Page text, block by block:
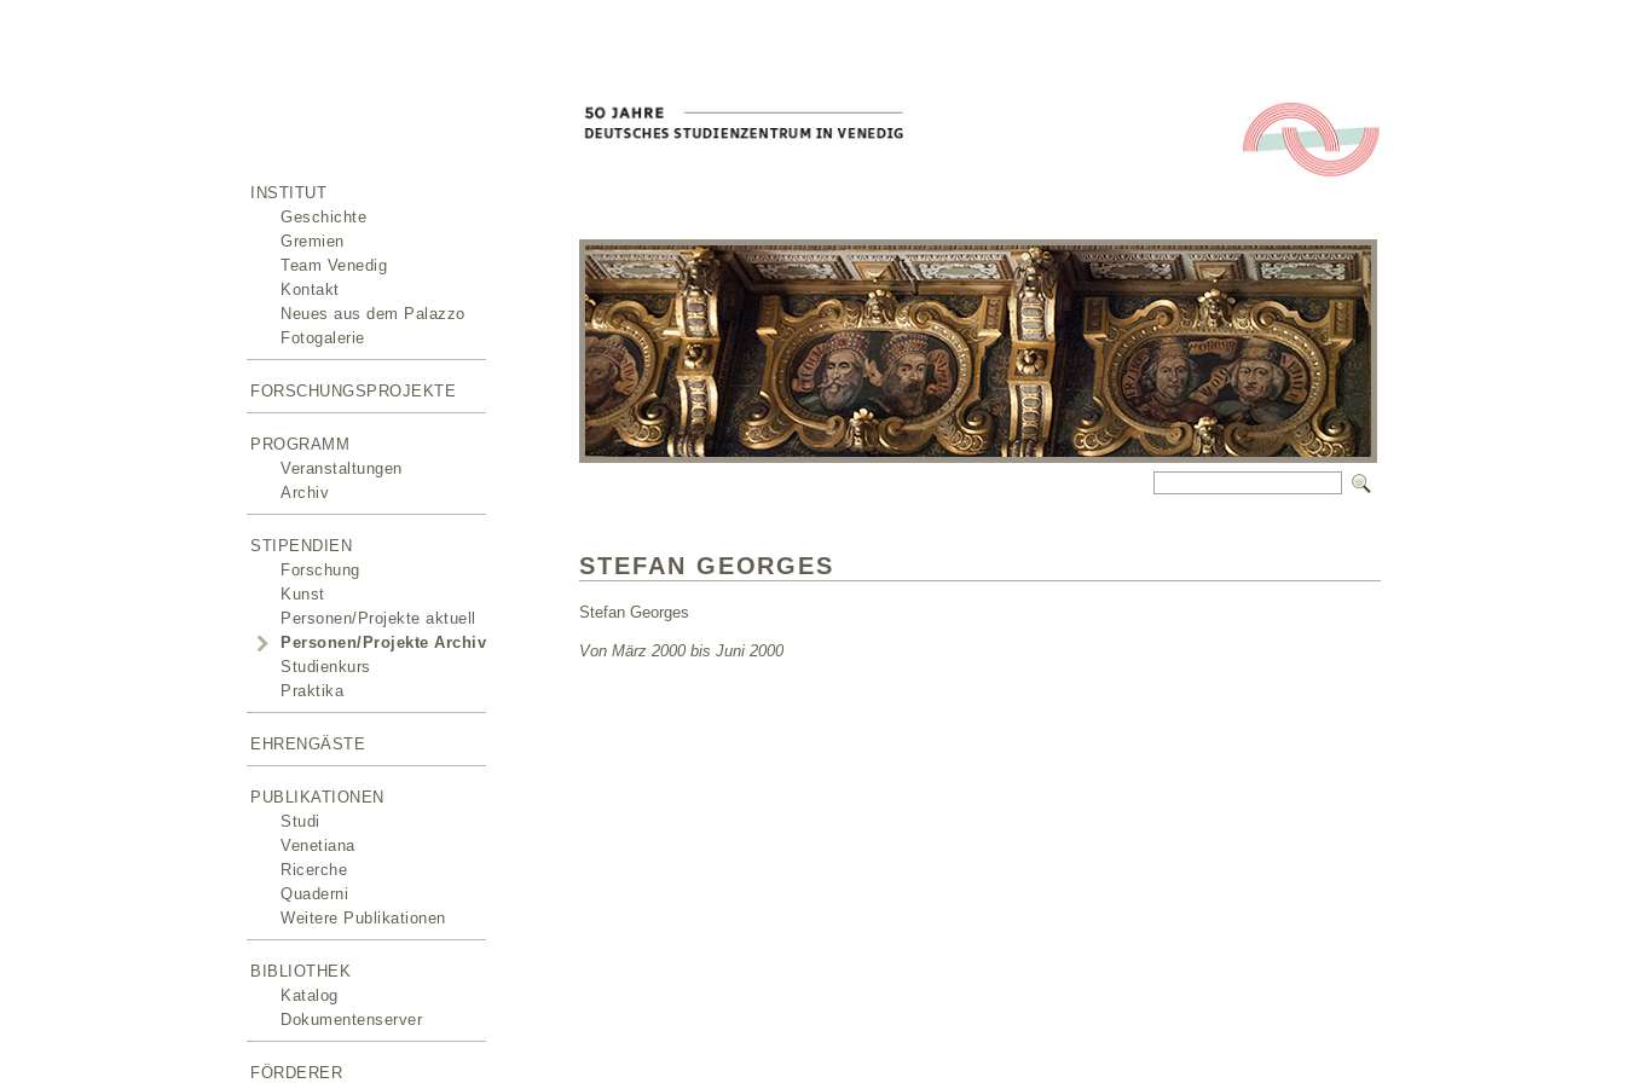
INSTITUT
Geschichte
Gremien
Team Venedig
Kontakt
Neues aus dem Palazzo
Fotogalerie
FORSCHUNGSPROJEKTE
PROGRAMM
Veranstaltungen
Archiv
STIPENDIEN
Forschung
Kunst
Personen/Projekte aktuell
Personen/Projekte Archiv
Studienkurs
Praktika
EHRENGÄSTE
PUBLIKATIONEN
Studi
Venetiana
Ricerche
Quaderni
Weitere Publikationen
BIBLIOTHEK
Katalog
Dokumentenserver
FÖRDERER
STEFAN GEORGES
Stefan Georges
Von März 2000 bis Juni 2000